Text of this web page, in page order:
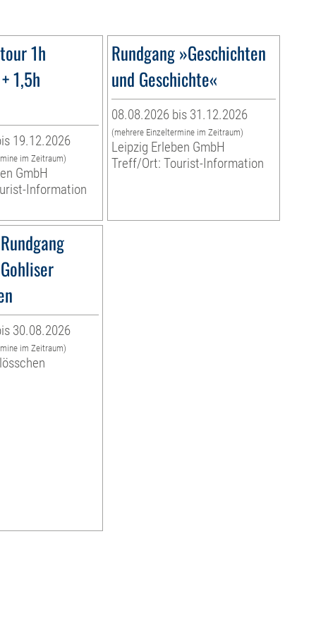
1h
1,5h
19.12.2026
im Zeitraum)
GmbH
Information
Rundgang »Geschichten
und Geschichte«
08.08.2026 bis 31.12.2026
(mehrere Einzeltermine im Zeitraum)
Leipzig Erleben GmbH
Treff/Ort: Tourist-Information
30.08.2026
im Zeitraum)